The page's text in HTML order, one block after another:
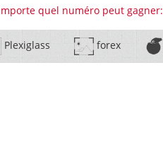
quel numéro peut gagner:
Plexiglass forex